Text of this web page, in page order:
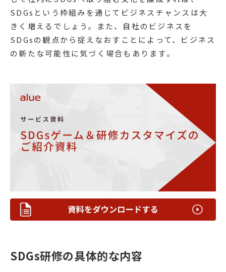
SDGsという枠組みを通じてビジネスチャンスは大
きく増えるでしょう。また、自社のビジネスを
SDGsの観点から捉えなおすことによって、ビジネス
の新たな可能性に気づく場合もあります。
SDGs研修の具体的な内容